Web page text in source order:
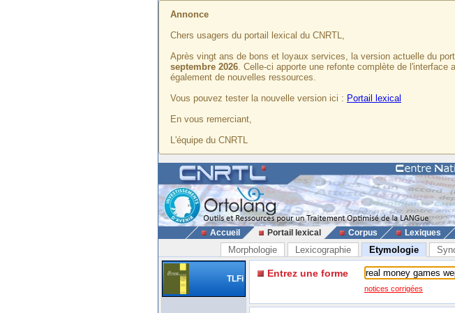
Annonce
Chers usagers du portail lexical du CNRTL,
Après vingt ans de bons et loyaux services, la version actuelle du
septembre 2026. Celle-ci apporte une refonte complète de
également de nouvelles ressources.
Vous pouvez tester la nouvelle version ici : Portail lexical
En vous remerciant,
L'équipe du CNRTL
Accueil Portail lexical Corpus Lexiques
Morphologie Lexicographie Etymologie
TLFi Entrez une forme
notices corrigées